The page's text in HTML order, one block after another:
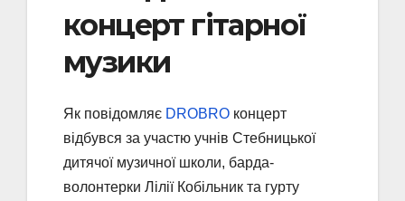
концерт гітарної
музики
Як повідомляє DROBRO концерт
відбувся за участю учнів Стебницької
дитячої музичної школи, барда-
волонтерки Лілії Кобільник та гурту